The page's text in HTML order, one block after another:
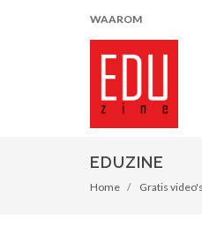
WAAROM
EDUZINE
Home Gratis